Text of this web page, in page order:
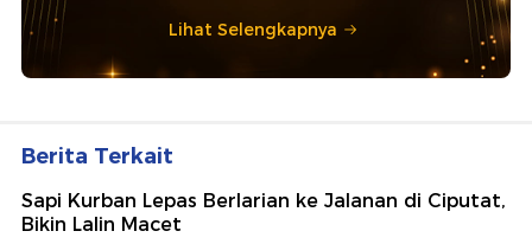
Lihat Selengkapnya
Berita Terkait
Sapi Kurban Lepas Berlarian ke Jalanan di Ciputat,
Bikin Lalin Macet